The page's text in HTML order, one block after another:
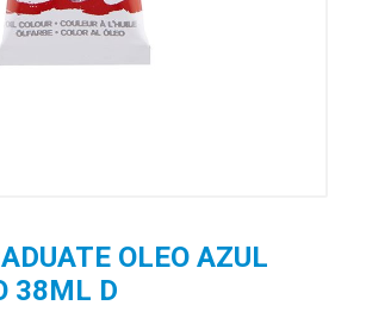
OLEO AZUL
38ML D